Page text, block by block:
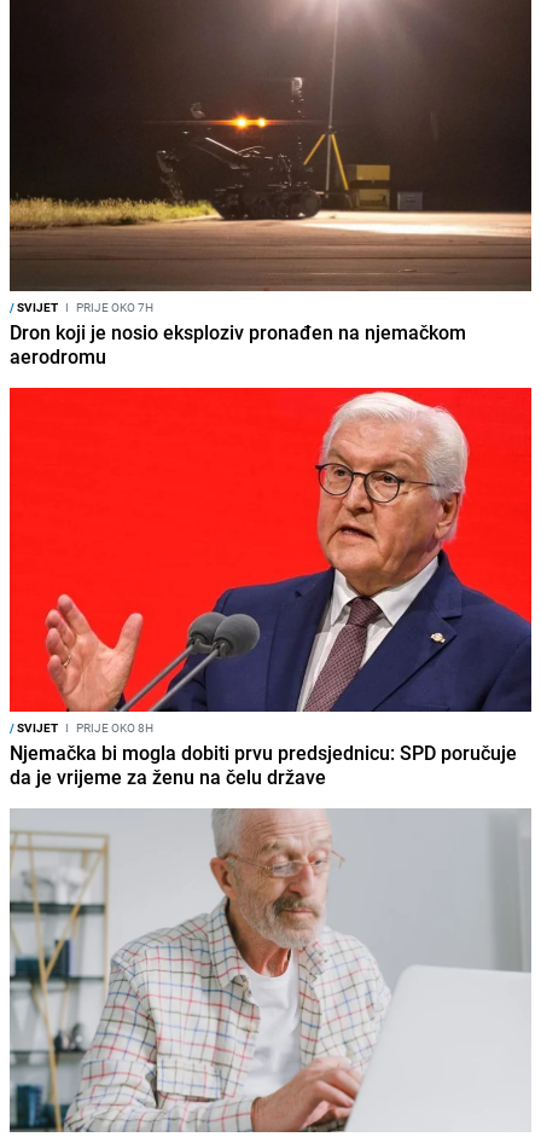
/SVIJET I PRIJE OKO 7H
Dron koji je nosio eksploziv pronađen na njemačkom
aerodromu
/SVIJET I PRIJE OKO 8H
Njemačka bi mogla dobiti prvu predsjednicu: SPD poručuje
da je vrijeme za ženu na čelu države